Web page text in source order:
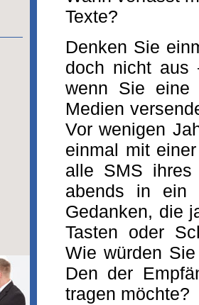
Texte?
Denken Sie
doch nicht aus
wenn Sie eine
Medien
Vor wenigen
einmal mit
alle SMS
abends in ein
Gedanken, die
Tasten oder
Wie würden
Den der
tragen möchte?